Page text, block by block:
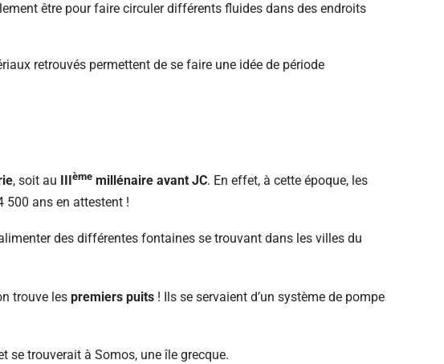
être pour faire circuler différents fluides dans des endroits
retrouvés permettent de se faire une idée de période
, soit au ème millénaire avant JC. En effet, à cette époque, les
500 ans en attestent !
des différentes fontaines se trouvant dans les villes du
trouve les premiers puits ! Ils se servaient d’un système de pompe
se trouverait à Somos, une île grecque.